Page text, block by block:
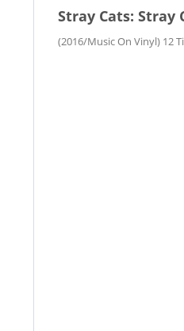
Stray Cats: Stray
(2016/Music On Vinyl) 12